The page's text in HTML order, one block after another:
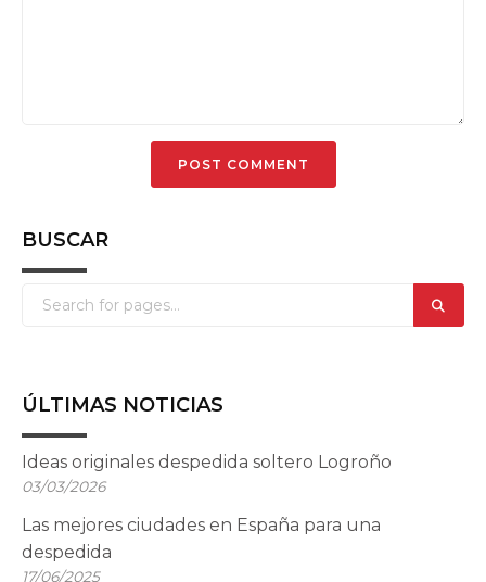
BUSCAR
ÚLTIMAS NOTICIAS
Ideas originales despedida soltero Logroño
03/03/2026
Las mejores ciudades en España para una
despedida
17/06/2025